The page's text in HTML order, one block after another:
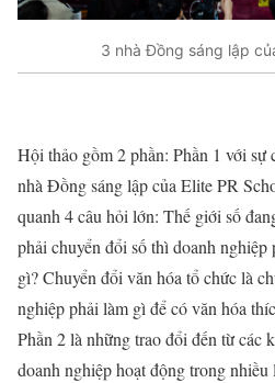
3 nhà Đồng sáng lập
Hội thảo gồm 2 phần: Phần 1 với sự
nhà Đồng sáng lập của Elite PR
quanh 4 câu hỏi lớn: Thế giới số
phải chuyển đổi số thì doanh
gì? Chuyển đổi văn hóa tổ chức là
nghiệp phải làm gì để có văn hóa
Phần 2 là những trao đổi đến từ các
doanh nghiệp hoạt động trong